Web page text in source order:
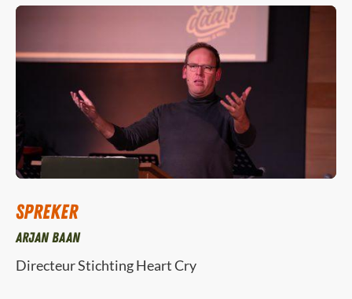
Spreker
Arjan Baan
Directeur Stichting Heart Cry